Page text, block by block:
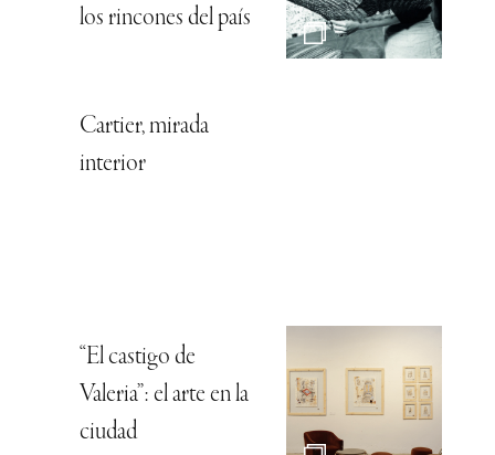
los rincones del país
Cartier, mirada
interior
“El castigo de
Valeria”: el arte en la
ciudad